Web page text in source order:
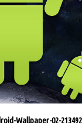
Wallpaper-02-